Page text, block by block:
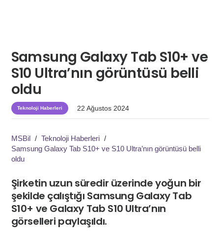
Samsung Galaxy Tab S10+ ve
S10 Ultra’nın görüntüsü belli
oldu
Teknoloji Haberleri 22 Ağustos 2024
MSBil / Teknoloji Haberleri /
Samsung Galaxy Tab S10+ ve S10 Ultra’nın görüntüsü belli
oldu
Şirketin uzun süredir üzerinde yoğun bir
şekilde çalıştığı Samsung Galaxy Tab
S10+ ve Galaxy Tab S10 Ultra’nın
görselleri paylaşıldı.